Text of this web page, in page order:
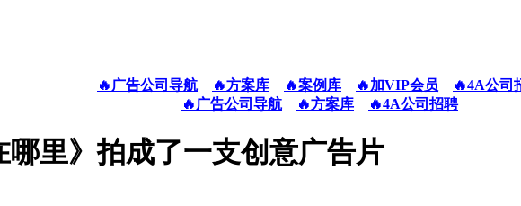
🔥广告公司导航 🔥方案库 🔥案例库 🔥加VIP会员
🔥4A公司
🔥广告公司导航
🔥方案库 🔥4A公司招聘
里》拍成了一支创意广告片